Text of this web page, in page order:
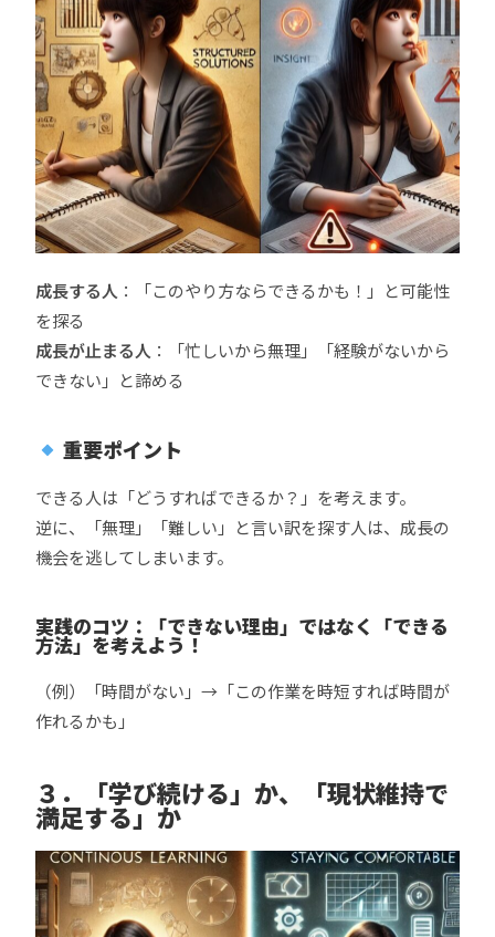
成長する人 ：「このやり方ならできるかも！」と可能性
を探る
成長が止まる人 ：「忙しいから無理」「経験がないから
できない」と諦める
重要ポイント
できる人は「どうすればできるか？」を考えます。
逆に、「無理」「難しい」と言い訳を探す人は、成長の
機会を逃してしまいます。
実践のコツ：「できない理由」ではなく「できる
方法」を考えよう！
（例）「時間がない」→「この作業を時短すれば時間が
作れるかも」
３．「学び続ける」か、「現状維持で
満足する」か